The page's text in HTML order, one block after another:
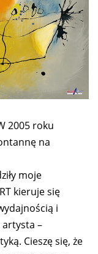
2005 roku
na
moje
kieruje się
i
–
Cieszę się, że